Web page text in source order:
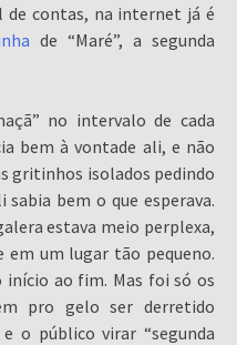
de contas, na internet já é
de “Maré”, a segunda
no intervalo de cada
bem à vontade ali, e não
gritinhos isolados pedindo
bem o que esperava.
estava meio perplexa,
em um lugar tão pequeno.
início ao fim. Mas foi só os
pro gelo ser derretido
o público virar “segunda